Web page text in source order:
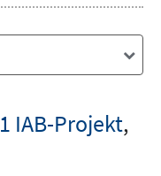
1 IAB-Projekt,